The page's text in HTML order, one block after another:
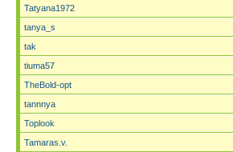
Tatyana1972
tanya_s
tak
tiuma57
TheBold-opt
tannnya
Toplook
Tamaras.v.